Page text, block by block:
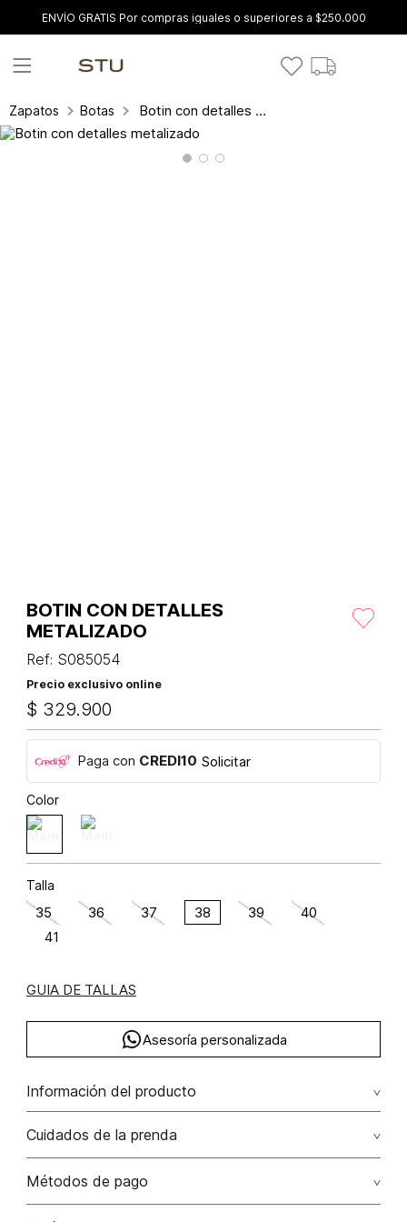
ENVÍO GRATIS Por compras iguales o superiores a $250.000
Zapatos Botas Botin con detalles metalizado
BOTIN CON DETALLES
METALIZADO
Ref: S085054
Precio exclusivo online
$ 329.900
Paga con CREDI10 Solicitar
Color
Talla
35 36 37 38 39
40
41
GUIA DE TALLAS
Asesoría personalizada
Información del producto
Botin con detalles metalizado
Cuidados de la prenda
Métodos de pago